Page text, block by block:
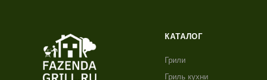
КАТАЛОГ
Грили
Гриль кухни